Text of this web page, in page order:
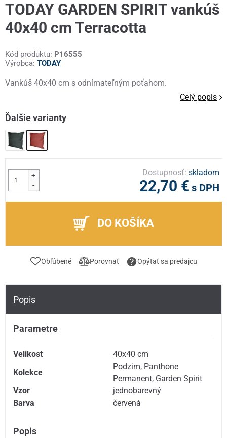
TODAY GARDEN SPIRIT vankúš
40x40 cm Terracotta
Kód produktu: P16555
Výrobca: TODAY
Vankúš 40x40 cm s odnímateľným poťahom.
Celý popis
Ďalšie varianty
+
-
Dostupnosť:skladom
22,70 € s DPH
DO KOŠÍKA
Obľúbené Porovnať Opýtať sa predajcu
Popis
Parametre
Velikost
40x40 cm
Kolekce
Podzim, Panthone
Permanent, Garden Spirit
Vzor
jednobarevný
Barva
červená
Popis